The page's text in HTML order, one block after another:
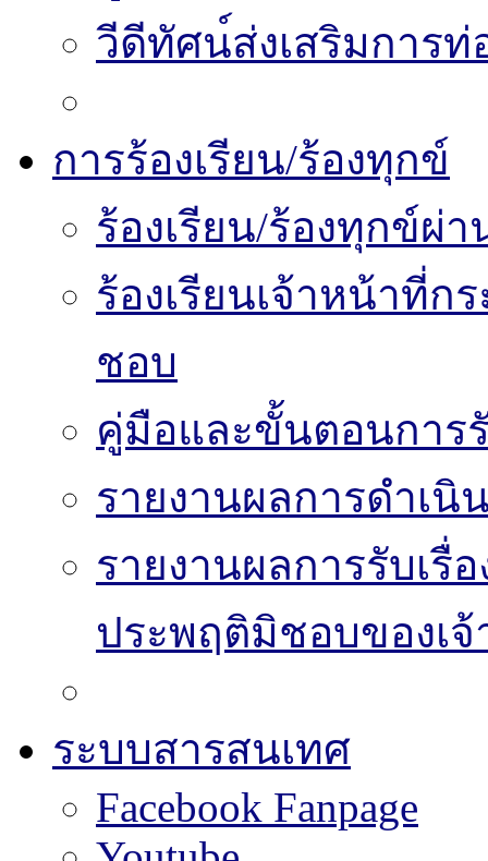
วีดีทัศน์ส่งเสริมการท่
การร้องเรียน/ร้องทุกข์
ร้องเรียน/ร้องทุกข์ผ่
ร้องเรียนเจ้าหน้าที่ก
ชอบ
คู่มือและขั้นตอนการรั
รายงานผลการดำเนิ
รายงานผลการรับเรื่
ประพฤติมิชอบของเ
ระบบสารสนเทศ
Facebook Fanpage